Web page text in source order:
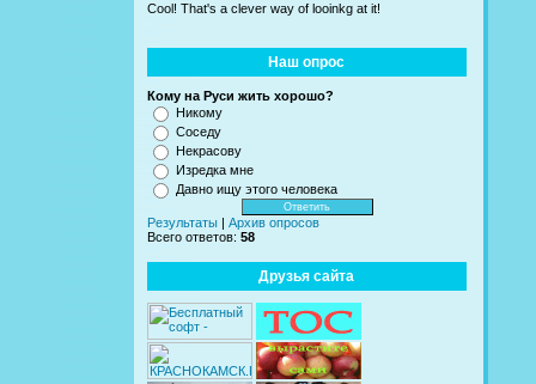
Cool! That's a clever way of looinkg at it!
Наш опрос
Кому на Руси жить хорошо?
Никому
Соседу
Некрасову
Изредка мне
Давно ищу этого человека
Результаты
Архив опросов
Всего ответов: 58
Друзья сайта